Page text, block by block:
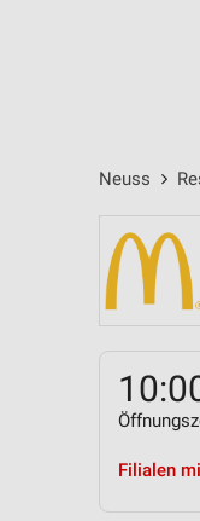
Neuss
Filialen